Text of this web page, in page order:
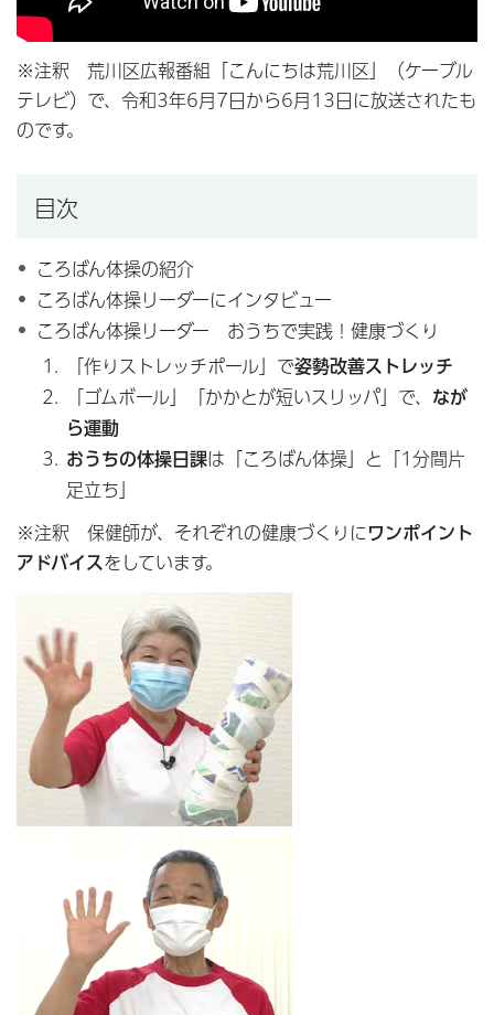
※注釈 荒川区広報番組「こんにちは荒川区」（ケーブル
テレビ）で、令和3年6月7日から6月13日に放送されたも
のです。
目次
ころばん体操の紹介
ころばん体操リーダーにインタビュー
ころばん体操リーダー おうちで実践！健康づくり
「作りストレッチポール」で姿勢改善ストレッチ
「ゴムボール」「かかとが短いスリッパ」で、 なが
ら運動
おうちの体操日課は「ころばん体操」と「1分間片
足立ち」
※注釈 保健師が、それぞれの健康づくりに ワンポイント
アドバイスをしています。